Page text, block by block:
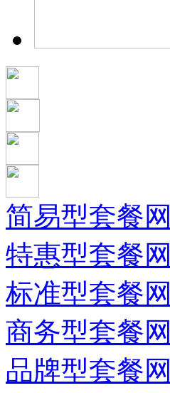
简易型套餐
特惠型套餐
标准型套餐
商务型套餐
品牌型套餐